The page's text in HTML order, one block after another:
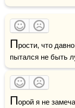
Прости, что
пытался не быть
Порой я не